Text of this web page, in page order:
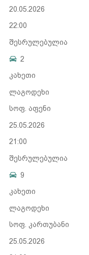
20.05.2026
22:00
შესრულებულია
2
კახეთი
ლაგოდეხი
სოფ. აფენი
25.05.2026
21:00
შესრულებულია
9
კახეთი
ლაგოდეხი
სოფ. კართუბანი
25.05.2026